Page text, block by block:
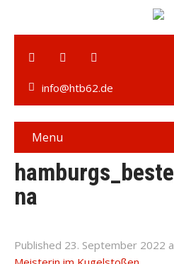
info@htb62.de
Menu
na
Published 23. September 2022